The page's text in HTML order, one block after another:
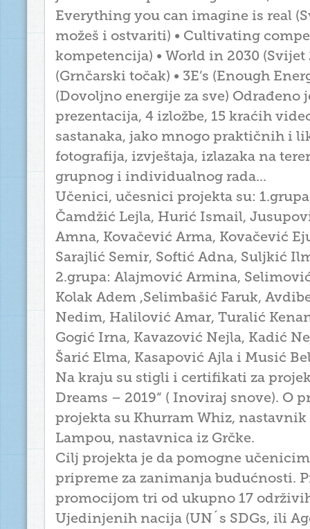
Everything you can imagine is real
možeš i ostvariti) • Cultivating
kompetencija) • World in 2030 (Svijet
(Grnčarski točak) • 3E’s (Enough
(Dovoljno energije za sve) Odrađeno
prezentacija, 4 izložbe, 15 kraćih
sastanaka, jako mnogo praktičnih i
fotografija, izvještaja, izlazaka na
grupnog i individualnog rada...
Učenici, učesnici projekta su:
Čamdžić Lejla, Hurić Ismail,
Amna, Kovačević Arma, Kovačević
Sarajlić Semir, Softić Adna, Suljkić
2.grupa: Alajmović Armina,
Kolak Adem ,Selimbašić Faruk,
Nedim, Halilović Amar, Turalić
Gogić Irna, Kavazović Nejla, Kadić
Šarić Elma, Kasapović Ajla i Musić
Na kraju su stigli i certifikati za
Dreams – 2019“ ( Inoviraj snove). O
projekta su Khurram Whiz,
Lampou, nastavnica iz Grčke.
Cilj projekta je da pomogne
pripreme za zanimanja budućnosti.
promocijom tri od ukupno 17
Ujedinjenih nacija (UN´s SDGs, ili